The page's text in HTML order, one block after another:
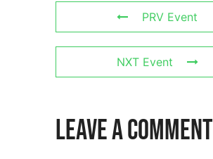
PRV Event
NXT Event
Leave A Comment